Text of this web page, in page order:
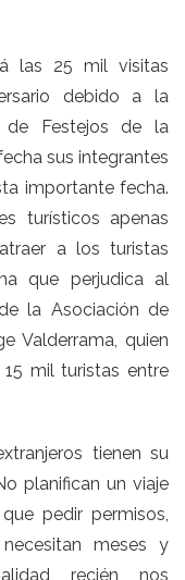
las 25 mil visitas
debido a la
de Festejos de la
sus integrantes
importante fecha.
turísticos apenas
a los turistas
que perjudica al
la Asociación de
Valderrama, quien
mil turistas entre
tienen su
planifican un viaje
pedir permisos,
meses y
recién nos